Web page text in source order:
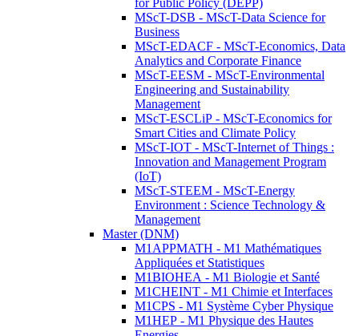
for Public Policy (DEPP)
MScT-DSB - MScT-Data Science for
Business
MScT-EDACF - MScT-Economics, Data
Analytics and Corporate Finance
MScT-EESM - MScT-Environmental
Engineering and Sustainability
Management
MScT-ESCLiP - MScT-Economics for
Smart Cities and Climate Policy
MScT-IOT - MScT-Internet of Things :
Innovation and Management Program
(IoT)
MScT-STEEM - MScT-Energy
Environment : Science Technology &
Management
Master (DNM)
M1APPMATH - M1 Mathématiques
Appliquées et Statistiques
M1BIOHEA - M1 Biologie et Santé
M1CHEINT - M1 Chimie et Interfaces
M1CPS - M1 Système Cyber Physique
M1HEP - M1 Physique des Hautes